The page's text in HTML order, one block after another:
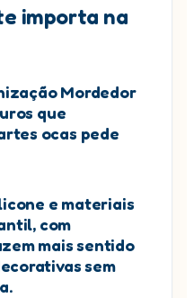
importa na
Mordedor
que
ocas pede
e materiais
com
mais sentido
sem